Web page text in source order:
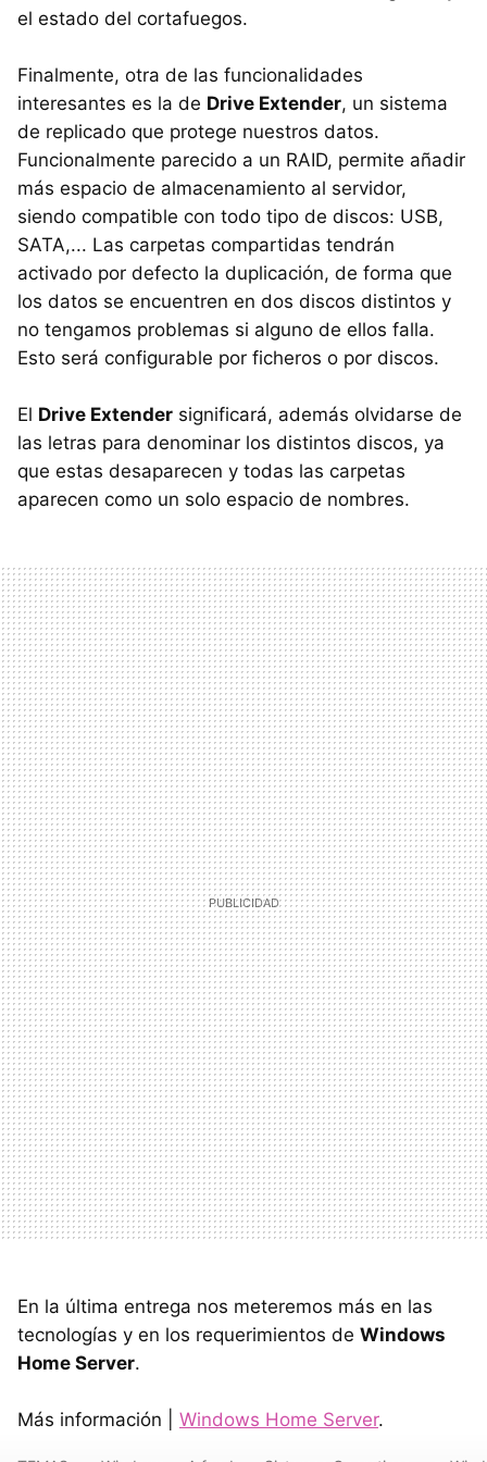
el estado del cortafuegos.
Finalmente, otra de las funcionalidades
interesantes es la de Drive Extender, un sistema
de replicado que protege nuestros datos.
Funcionalmente parecido a un RAID, permite añadir
más espacio de almacenamiento al servidor,
siendo compatible con todo tipo de discos: USB,
SATA,... Las carpetas compartidas tendrán
activado por defecto la duplicación, de forma que
los datos se encuentren en dos discos distintos y
no tengamos problemas si alguno de ellos falla.
Esto será configurable por ficheros o por discos.
El Drive Extender significará, además olvidarse de
las letras para denominar los distintos discos, ya
que estas desaparecen y todas las carpetas
aparecen como un solo espacio de nombres.
En la última entrega nos meteremos más en las
tecnologías y en los requerimientos de Windows
Home Server.
Más información | Windows Home Server.